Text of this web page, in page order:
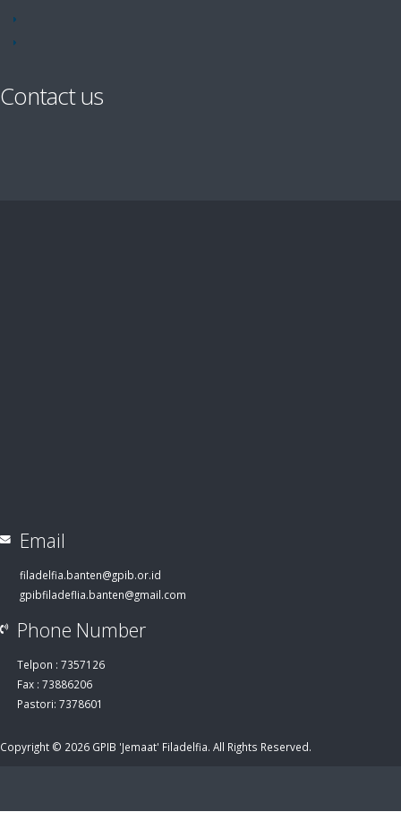
Contact us
Email
filadelfia.banten@gpib.or.id
gpibfiladeflia.banten@gmail.com
Phone Number
Telpon : 7357126
Fax : 73886206
Pastori: 7378601
Copyright © 2026 GPIB 'Jemaat' Filadelfia. All Rights Reserved.